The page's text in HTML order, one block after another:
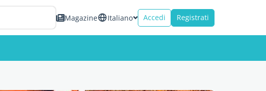
Magazine Italiano Accedi Registrati